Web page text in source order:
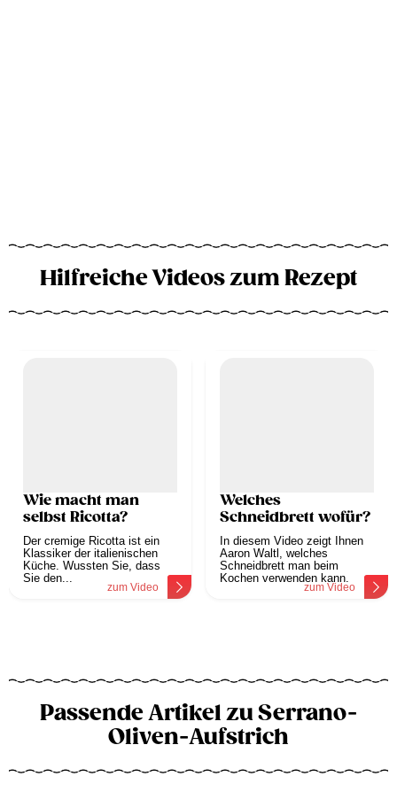
Hilfreiche Videos zum Rezept
Wie macht man
selbst Ricotta?
Der cremige Ricotta ist ein
Klassiker der italienischen
Küche. Wussten Sie, dass
Sie den...
zum Video
Welches
Schneidbrett wofür?
In diesem Video zeigt Ihnen
Aaron Waltl, welches
Schneidbrett man beim
Kochen verwenden kann.
zum Video
Passende Artikel zu Serrano-
Oliven-Aufstrich